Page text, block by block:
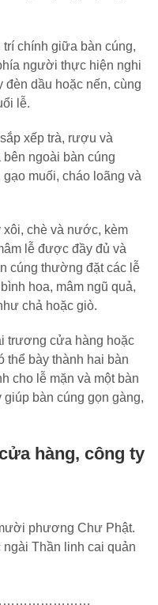
chính giữa bàn cúng,
người thực hiện nghi
đèn dầu hoặc nến, cùng
lễ.
xếp trà, rượu và
ngoài bàn cúng
muối, cháo loãng và
xôi, chè và nước, kèm
lễ được đầy đủ và
cúng thường đặt các lễ
hoa, mâm ngũ quả,
chả hoặc giò.
trương cửa hàng hoặc
thể bày thành hai bàn
cho lễ mặn và một bàn
bàn cúng gọn gàng,
hàng, công ty
phương Chư Phật.
Thần linh cai quản